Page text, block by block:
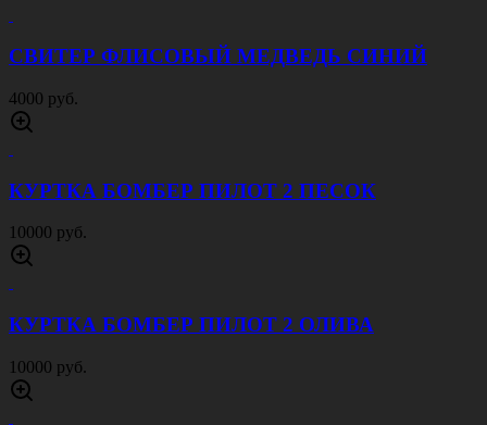
СВИТЕР ФЛИСОВЫЙ МЕДВЕДЬ СИНИЙ
4000 руб.
КУРТКА БОМБЕР ПИЛОТ 2 ПЕСОК
10000 руб.
КУРТКА БОМБЕР ПИЛОТ 2 ОЛИВА
10000 руб.